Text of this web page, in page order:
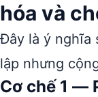
hóa và
Đây là ý nghĩa
lập nhưng
Cơ chế 1 —